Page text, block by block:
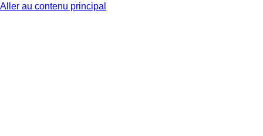
Aller au contenu principal